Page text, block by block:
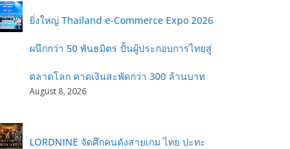
ยิ่งใหญ่ Thailand e-Commerce Expo 2026
ผนึกกว่า 50 พันธมิตร ปั้นผู้ประกอบการไทยสู่
ตลาดโลก คาดเงินสะพัดกว่า 300 ล้านบาท
August 8, 2026
LORDNINE จัดศึกคนดังสายเกม ไทย ปะทะ